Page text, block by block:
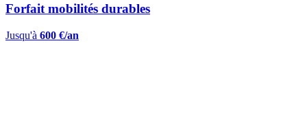
Forfait mobilités durables
Jusqu'à 600 €/an